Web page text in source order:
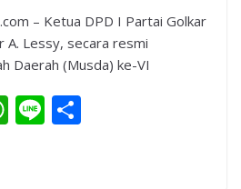
– Ketua DPD I Partai Golkar
A. Lessy, secara resmi
Daerah (Musda) ke-VI
W Li